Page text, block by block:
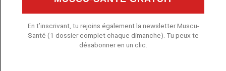
En t’inscrivant, tu rejoins également la newsletter Muscu-
Santé (1 dossier complet chaque dimanche). Tu peux te
désabonner en un clic.